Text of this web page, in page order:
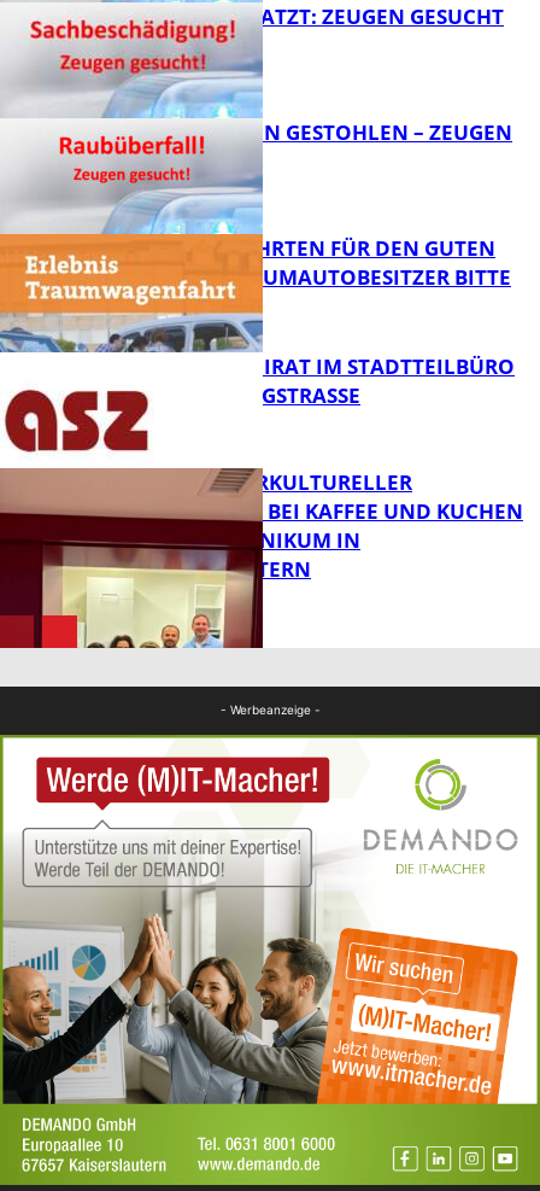
AUTO ZERKRATZT: ZEUGEN GESUCHT
FB News
TEURE KETTEN GESTOHLEN – ZEUGEN
GESUCHT!
FB News
SPENDENFAHRTEN FÜR DEN GUTEN
ZWECK – TRAUMAUTOBESITZER BITTE
MELDEN!
FB News
SENIORENBEIRAT IM STADTTEILBÜRO
IN DER KÖNIGSTRASSE
NEUER INTERKULTURELLER
TREFFPUNKT BEI KAFFEE UND KUCHEN
IM PFALZKLINIKUM IN
KAISERSLAUTERN
- Werbeanzeige -